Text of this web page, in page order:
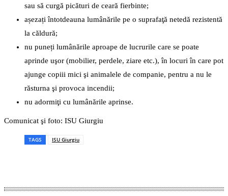
sau să curgă picături de ceară fierbinte;
așezați întotdeauna lumânările pe o suprafaţă netedă rezistentă
la căldură;
nu puneți lumânările aproape de lucrurile care se poate
aprinde uşor (mobilier, perdele, ziare etc.), în locuri în care pot
ajunge copiii mici şi animalele de companie, pentru a nu le
răsturna şi provoca incendii;
nu adormiţi cu lumânările aprinse.
Comunicat şi foto: ISU Giurgiu
TAGS ISU Giurgiu